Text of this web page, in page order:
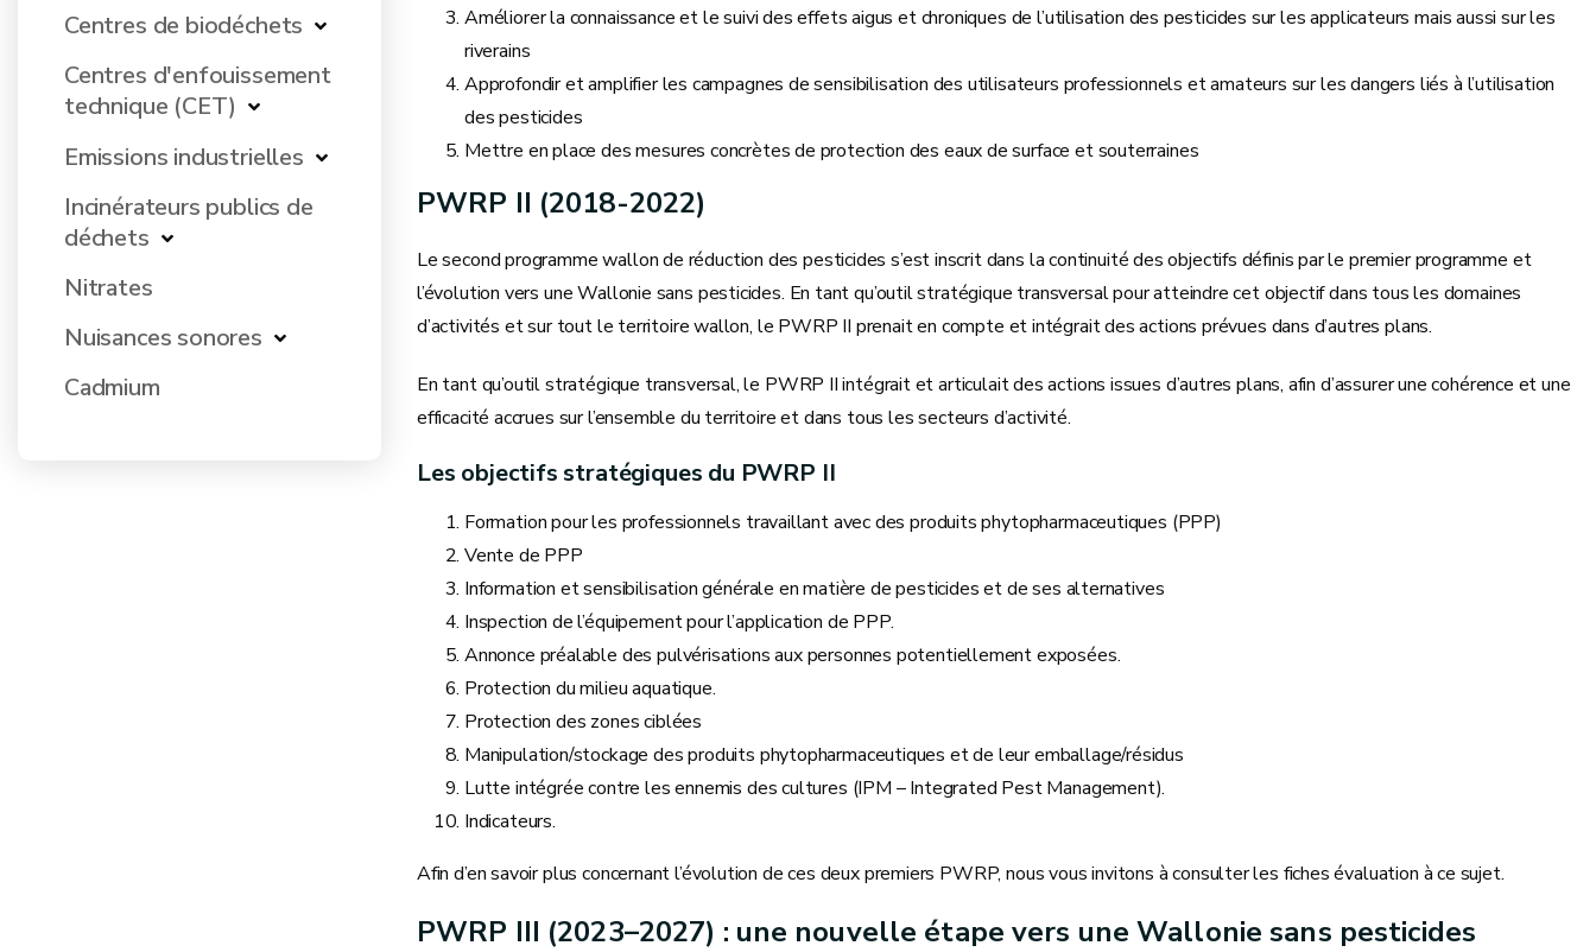
Centres de biodéchets
Centres d'enfouissement
technique (CET)
Emissions industrielles
Incinérateurs publics de
déchets
Nitrates
Nuisances sonores
Cadmium
Améliorer la connaissance et le suivi des effets aigus et chroniques de l’utilisation des pesticides sur les applicateurs mais aussi sur les
riverains
Approfondir et amplifier les campagnes de sensibilisation des utilisateurs professionnels et amateurs sur les dangers liés à l’utilisation
des pesticides
Mettre en place des mesures concrètes de protection des eaux de surface et souterraines
PWRP II (2018-2022)
Le second programme wallon de réduction des pesticides s’est inscrit dans la continuité des objectifs définis par le premier programme et
l’évolution vers une Wallonie sans pesticides. En tant qu’outil stratégique transversal pour atteindre cet objectif dans tous les domaines
d’activités et sur tout le territoire wallon, le PWRP II prenait en compte et intégrait des actions prévues dans d’autres plans.
En tant qu’outil stratégique transversal, le PWRP II intégrait et articulait des actions issues d’autres plans, afin d’assurer une cohérence et une
efficacité accrues sur l’ensemble du territoire et dans tous les secteurs d’activité.
Les objectifs stratégiques du PWRP II
Formation pour les professionnels travaillant avec des produits phytopharmaceutiques (PPP)
Vente de PPP
Information et sensibilisation générale en matière de pesticides et de ses alternatives
Inspection de l’équipement pour l’application de PPP.
Annonce préalable des pulvérisations aux personnes potentiellement exposées.
Protection du milieu aquatique.
Protection des zones ciblées
Manipulation/stockage des produits phytopharmaceutiques et de leur emballage/résidus
Lutte intégrée contre les ennemis des cultures (IPM – Integrated Pest Management).
Indicateurs.
Afin d’en savoir plus concernant l’évolution de ces deux premiers PWRP, nous vous invitons à consulter les fiches évaluation à ce sujet.
PWRP III (2023–2027) : une nouvelle étape vers une Wallonie sans pesticides